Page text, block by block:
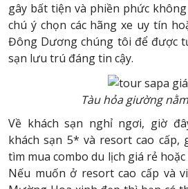
gây bất tiện và phiền phức
chú ý chọn các hãng xe uy tín
Đông Dương chúng tôi để được
sạn lưu trú đáng tin cậy.
Tàu hỏa giường
Về khách sạn nghỉ ngơi, giờ
khách sạn 5* và resort cao cấp,
tìm mua combo du lịch giá rẻ
Nếu muốn ở resort cao cấp và